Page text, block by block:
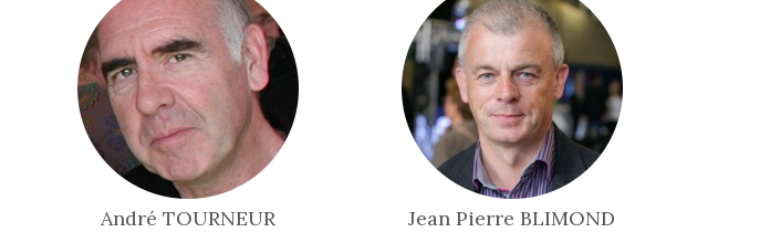
AndréTOURNEUR Jean PierreBLIMOND